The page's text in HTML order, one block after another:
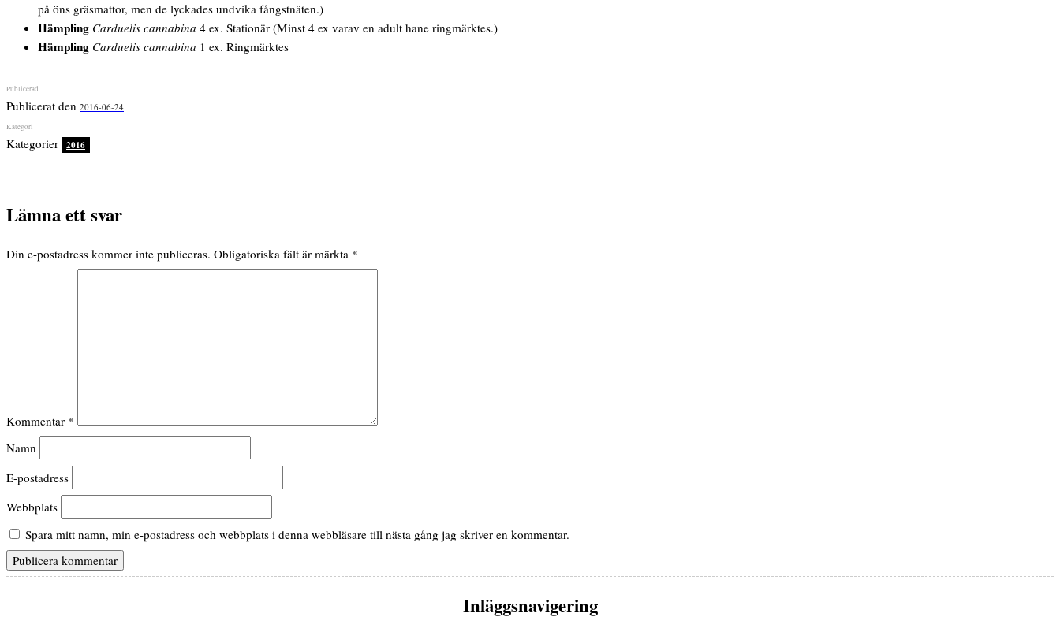
på öns gräsmattor, men de lyckades undvika fångstnäten.)
Hämpling Carduelis cannabina 4 ex. Stationär (Minst 4 ex varav en adult hane ringmärktes.)
Hämpling Carduelis cannabina 1 ex. Ringmärktes
Publicerat den 2016-06-24
Kategorier 2016
Lämna ett svar
Din e-postadress kommer inte publiceras. Obligatoriska fält är märkta *
Kommentar *
Namn
E-postadress
Webbplats
Spara mitt namn, min e-postadress och webbplats i denna webbläsare till nästa gång jag skriver en kommentar.
Inläggsnavigering